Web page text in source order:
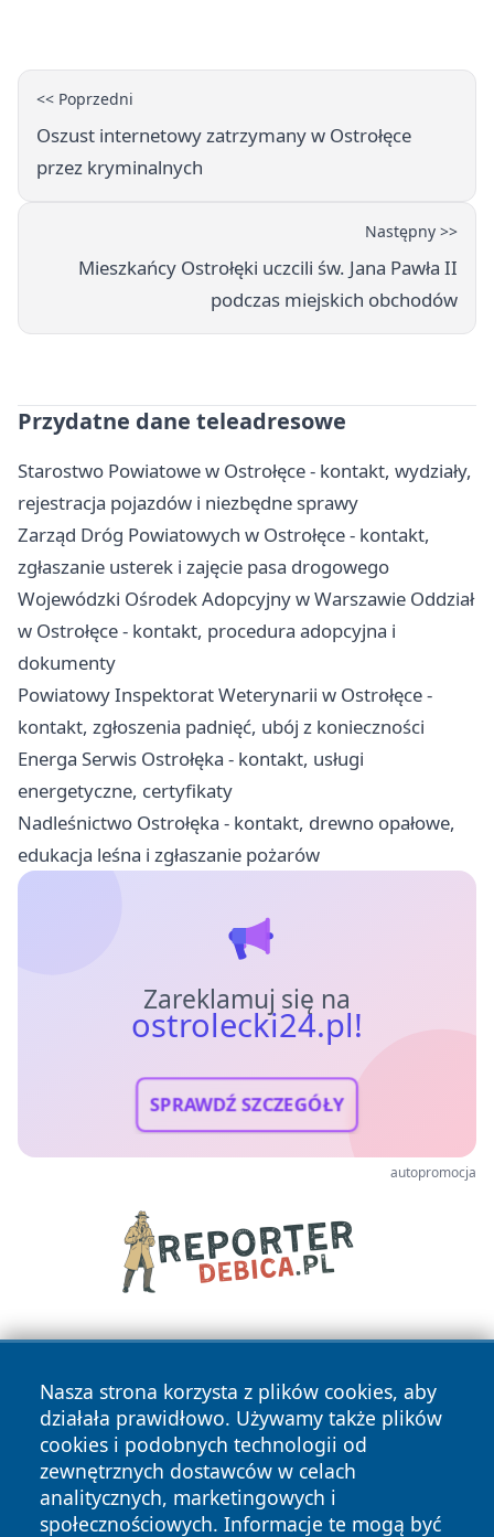
<< Poprzedni
Oszust internetowy zatrzymany w Ostrołęce
przez kryminalnych
Następny >>
Mieszkańcy Ostrołęki uczcili św. Jana Pawła II
podczas miejskich obchodów
Przydatne dane teleadresowe
Starostwo Powiatowe w Ostrołęce - kontakt, wydziały,
rejestracja pojazdów i niezbędne sprawy
Zarząd Dróg Powiatowych w Ostrołęce - kontakt,
zgłaszanie usterek i zajęcie pasa drogowego
Wojewódzki Ośrodek Adopcyjny w Warszawie Oddział
w Ostrołęce - kontakt, procedura adopcyjna i
dokumenty
Powiatowy Inspektorat Weterynarii w Ostrołęce -
kontakt, zgłoszenia padnięć, ubój z konieczności
Energa Serwis Ostrołęka - kontakt, usługi
energetyczne, certyfikaty
Nadleśnictwo Ostrołęka - kontakt, drewno opałowe,
edukacja leśna i zgłaszanie pożarów
Zareklamuj się na
ostrolecki24.pl!
SPRAWDŹ SZCZEGÓŁY
autopromocja
Nasza strona korzysta z plików cookies, aby
działała prawidłowo. Używamy także plików
cookies i podobnych technologii od
zewnętrznych dostawców w celach
analitycznych, marketingowych i
społecznościowych. Informacje te mogą być
Copyright © 2026 ostrolecki24.pl Wszystkie prawa
zastrzeżone.